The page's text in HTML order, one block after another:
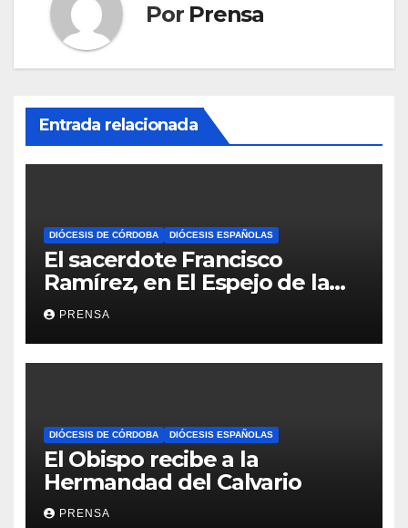
Por Prensa
Entrada relacionada
DIÓCESIS DE CÓRDOBA DIÓCESIS ESPAÑOLAS
El sacerdote Francisco
Ramírez, en El Espejo de la
Iglesia
PRENSA
DIÓCESIS DE CÓRDOBA DIÓCESIS ESPAÑOLAS
El Obispo recibe a la
Hermandad del Calvario
PRENSA